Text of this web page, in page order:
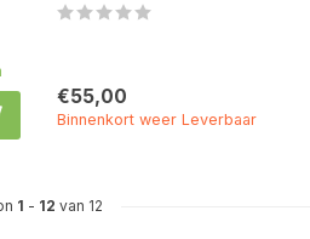
€55,00
Binnenkort weer Leverbaar
1 - 12 van 12